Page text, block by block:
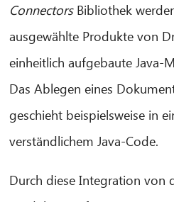
ConnectorsBibliothek
ausgewählte Produkte von
einheitlich aufgebaute Java-
Das Ablegen eines
geschieht beispielsweise in
verständlichem Java-Code.
Durch diese Integration von